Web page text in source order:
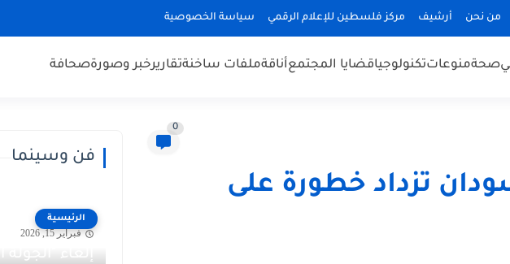
من نحن أرشيف مركز فلسطين للإعلام الرقمي سياسة الخصوصية
صحةمنوعاتتكنولوجياقضايا المجتمعأناقةملفات ساخنةتقاريرخبر وصورةصحافة
0
تزداد خطورة على
فن وسينما
الرئيسية
فبراير 15, 2026
إلغاء "الجولة